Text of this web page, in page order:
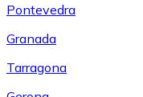
Pontevedra
Granada
Tarragona